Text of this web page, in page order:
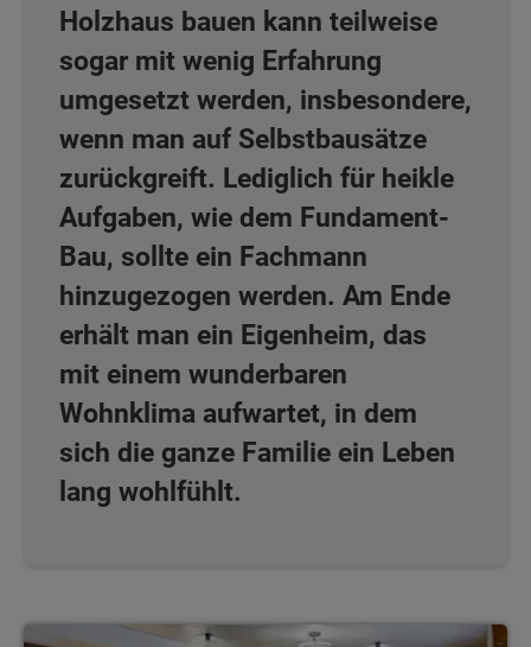
Holzhaus bauen kann teilweise
sogar mit wenig Erfahrung
umgesetzt werden, insbesondere,
wenn man auf Selbstbausätze
zurückgreift. Lediglich für heikle
Aufgaben, wie dem Fundament-
Bau, sollte ein Fachmann
hinzugezogen werden. Am Ende
erhält man ein Eigenheim, das
mit einem wunderbaren
Wohnklima aufwartet, in dem
sich die ganze Familie ein Leben
lang wohlfühlt.
Holzhaus Inneneinrichtung